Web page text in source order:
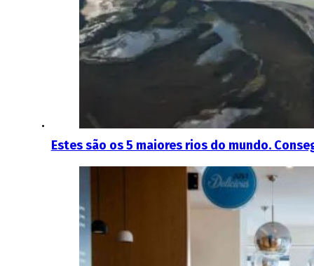
Estes são os 5 maiores rios do mundo.